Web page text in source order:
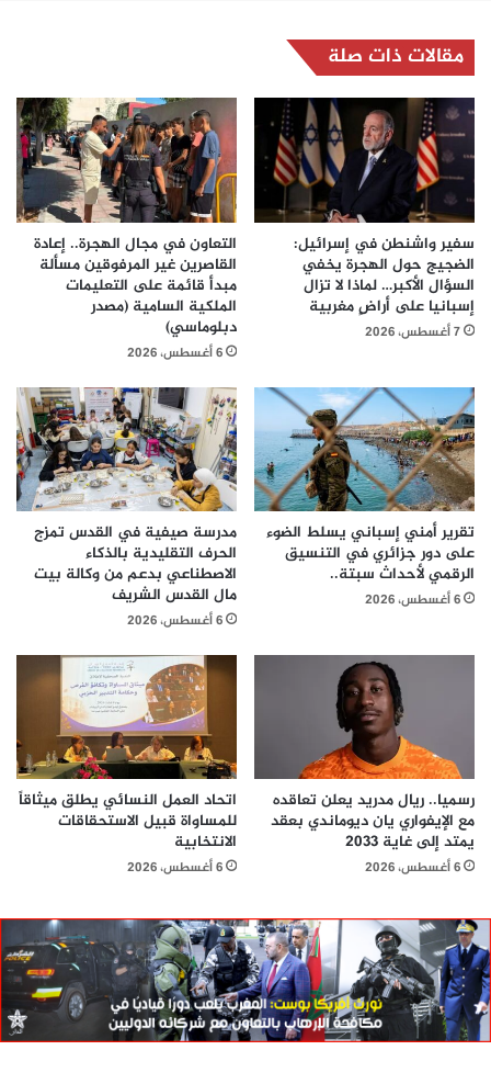
مقالات ذات صلة
سفير واشنطن في إسرائيل:
الضجيج حول الهجرة يخفي
السؤال الأكبر… لماذا لا تزال
إسبانيا على أراضٍ مغربية
7 أغسطس، 2026
التعاون في مجال الهجرة.. إعادة
القاصرين غير المرفوقين مسألة
مبدأ قائمة على التعليمات
الملكية السامية (مصدر
دبلوماسي)
6 أغسطس، 2026
تقرير أمني إسباني يسلط الضوء
على دور جزائري في التنسيق
الرقمي لأحداث سبتة..
6 أغسطس، 2026
مدرسة صيفية في القدس تمزج
الحرف التقليدية بالذكاء
الاصطناعي بدعم من وكالة بيت
مال القدس الشريف
6 أغسطس، 2026
رسميا.. ريال مدريد يعلن تعاقده
مع الإيفواري يان ديوماندي بعقد
يمتد إلى غاية 2033
6 أغسطس، 2026
اتحاد العمل النسائي يطلق ميثاقاً
للمساواة قبيل الاستحقاقات
الانتخابية
6 أغسطس، 2026